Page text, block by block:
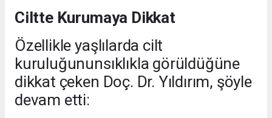
Ciltte Kurumaya Dikkat
Özellikle yaşlılarda cilt
kuruluğununsıklıkla görüldüğüne
dikkat çeken Doç. Dr. Yıldırım, şöyle
devam etti: